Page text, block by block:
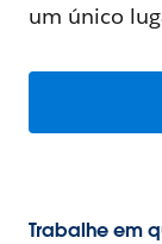
um único
Trabalhe em